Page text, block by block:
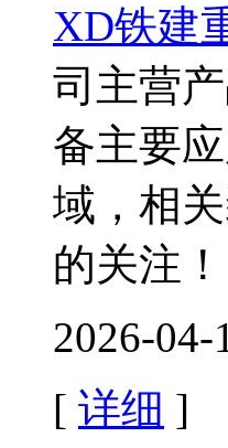
XD铁建
司主营
备主要
域，相
的关注！
2026-04-
[ 详细 ]